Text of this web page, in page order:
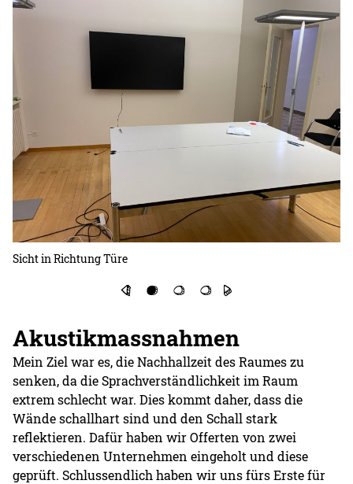
Sicht in Richtung Türe
Akustikmassnahmen
Mein Ziel war es, die Nachhallzeit des Raumes zu
senken, da die Sprachverständlichkeit im Raum
extrem schlecht war. Dies kommt daher, dass die
Wände schallhart sind und den Schall stark
reflektieren. Dafür haben wir Offerten von zwei
verschiedenen Unternehmen eingeholt und diese
geprüft. Schlussendlich haben wir uns fürs Erste für